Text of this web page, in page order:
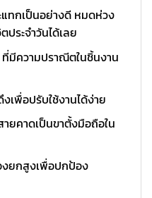
ทกเป็นอย่างดี หมดห่วง
ระจำวันได้เลย
มีความปราณีตในชิ้นงาน
เพื่อปรับใช้งานได้ง่าย
ยคาดเป็นขาตั้งมือถือใน
ยกสูงเพื่อปกป้อง